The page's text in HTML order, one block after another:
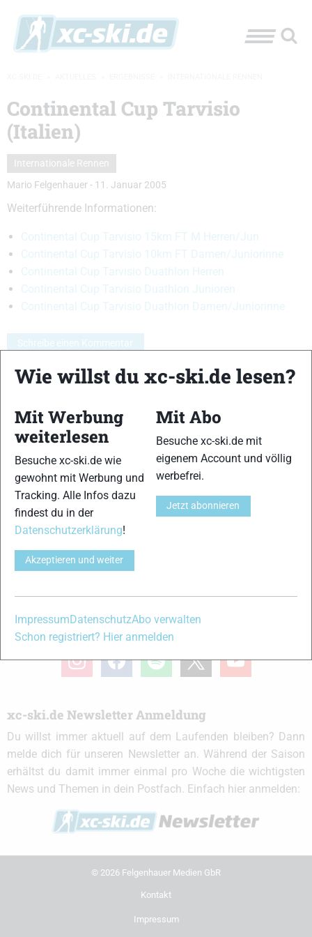
Continental Cup Tarvisio
(Italien)
Internationale Rennen
Mario Felgenhauer - 11. Januar 2005
Weiterführende Informationen:
Continental Cup Tarvisio 15km FT M Herren/Jun
Continental Cup Tarvisio 10km FT Damen/Juniorinne
Continental Cup Tarvisio Duathlon Herren
Continental Cup Tarvisio Duathlon Junioren
Continental Cup Tarvisio Duathlon Damen/Juniorinne
Schreibe einen Kommentar
xc-ski.de ist DAS deutschsprachige Portal mit aktuellen
Kombination, einer Loipendatenbank,Langlauf
und allem was du sonst noch über deine Lieblingssportarten
wissen solltest.
Ob Skilanglauf -Anfänger oder Profi-Sportler, wir haben
immer ein offenes Ohr für dich! Du kannst uns jederzeit über
das
Kontaktformular erreichen.
Partner
xc-ski.de in Social Media
xc-ski.de Newsletter Anmeldung
Du willst immer aktuell auf dem Laufenden bleiben? Dann
melde dich für unseren Newsletter an. Während der Saison
erhältst du damit immer einmal pro Woche die wichtigsten
News und Themen in dein Postfach. Einfach hier anmelden:
© 2026 Felgenhauer Medien GbR
Kontakt
Impressum
Wie willst du xc-ski.de lesen?
Mit Werbung
weiterlesen
Besuche xc-ski.de wie
gewohnt mit Werbung und
Tracking. Alle Infos dazu
findest du in der
Datenschutzerklärung!
Akzeptieren und weiter
Mit Abo
Besuche xc-ski.de mit
eigenem Account und völlig
werbefrei.
Jetzt abonnieren
Impressum DatenschutzAbo verwalten
Schon registriert? Hier anmelden